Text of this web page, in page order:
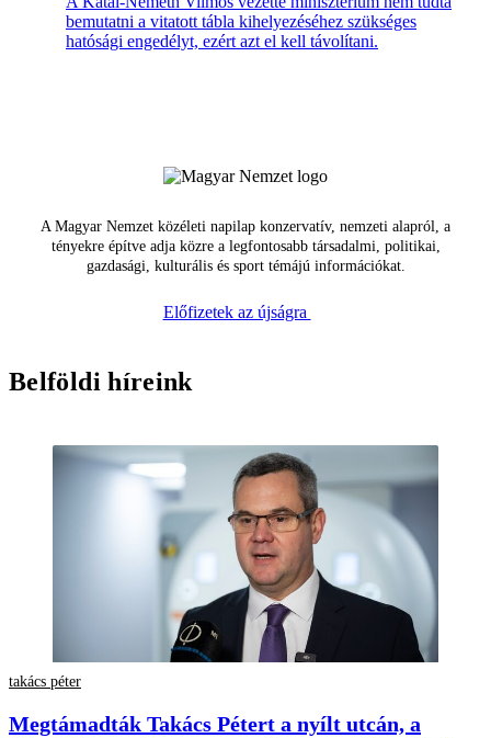
bemutatni a vitatott tábla kihelyezéséhez szükséges
hatósági engedélyt, ezért azt el kell távolítani.
A Magyar Nemzet közéleti napilap konzervatív, nemzeti alapról, a
tényekre építve adja közre a legfontosabb társadalmi, politikai,
gazdasági, kulturális és sport témájú információkat.
Előfizetek az újságra
Belföldi híreink
takács péter
Megtámadták Takács Pétert a nyílt utcán, a